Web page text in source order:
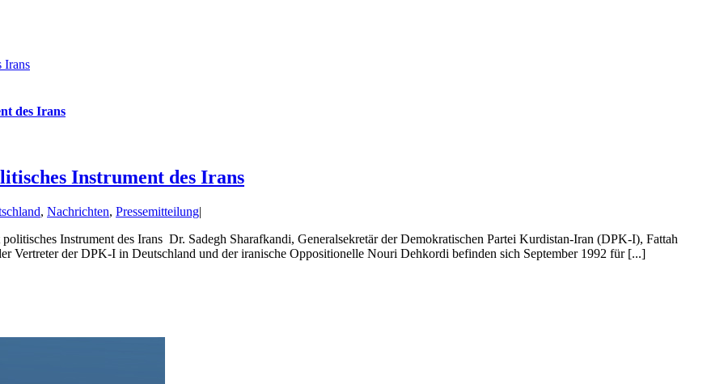
Irans
des Irans
Instrument des Irans
, Nachrichten, Pressemitteilung|
Instrument des Irans Dr. Sadegh Sharafkandi, Generalsekretär der Demokratischen Partei Kurdistan-Iran (DPK-I), Fattah
Vertreter der DPK-I in Deutschland und der iranische Oppositionelle Nouri Dehkordi befinden sich September 1992 für [...]